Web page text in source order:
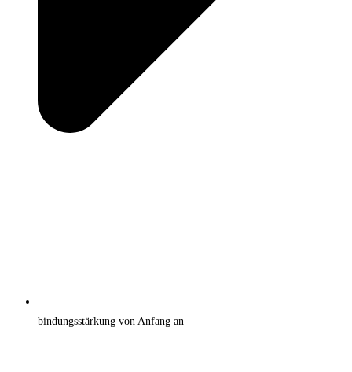
bindungsstärkung von Anfang an